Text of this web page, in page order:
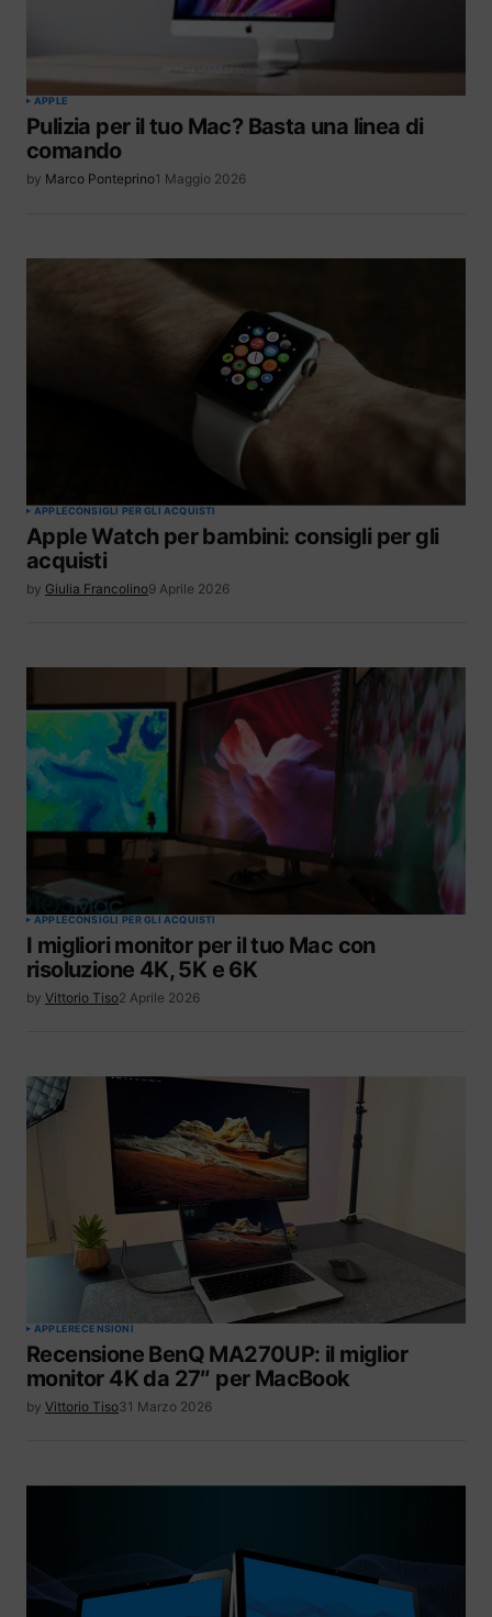
APPLE
Pulizia per il tuo Mac? Basta una linea di
comando
by Marco Ponteprino1 Maggio 2026
APPLECONSIGLI PER GLI ACQUISTI
Apple Watch per bambini: consigli per gli
acquisti
by Giulia Francolino9 Aprile 2026
APPLECONSIGLI PER GLI ACQUISTI
I migliori monitor per il tuo Mac con
risoluzione 4K, 5K e 6K
by Vittorio Tiso2 Aprile 2026
APPLERECENSIONI
Recensione BenQ MA270UP: il miglior
monitor 4K da 27″ per MacBook
by Vittorio Tiso31 Marzo 2026